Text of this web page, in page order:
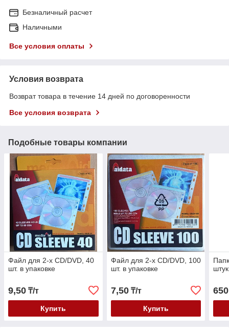
Безналичный расчет
Наличными
Все условия оплаты
Условия возврата
Возврат товара в течение 14 дней по договоренности
Все условия возврата
Подобные товары компании
Файл для 2-х CD/DVD, 40
шт. в упаковке
9,50 ₸/т
Купить
Файл для 2-х CD/DVD, 100
шт. в упаковке
7,50₸/т
Купить
650